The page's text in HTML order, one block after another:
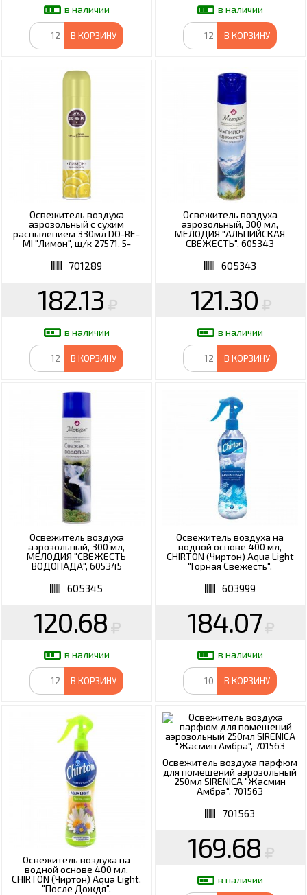
в наличии
В КОРЗИНУ
в наличии
В КОРЗИНУ
Освежитель воздуха
аэрозольный с сухим
распылением 330мл DO-RE-
MI "Лимон", ш/к 27571, 5-
701289
182.13
в наличии
В КОРЗИНУ
Освежитель воздуха
аэрозольный, 300 мл,
МЕЛОДИЯ "АЛЬПИЙСКАЯ
СВЕЖЕСТЬ", 605343
605343
121.30
в наличии
В КОРЗИНУ
Освежитель воздуха
аэрозольный, 300 мл,
МЕЛОДИЯ "СВЕЖЕСТЬ
ВОДОПАДА", 605345
605345
120.68
в наличии
В КОРЗИНУ
Освежитель воздуха на
водной основе 400 мл,
CHIRTON (Чиртон) Aqua Light
"Горная Свежесть",
603999
184.07
в наличии
В КОРЗИНУ
Освежитель воздуха на
водной основе 400 мл,
CHIRTON (Чиртон) Aqua Light,
"После Дождя",
Освежитель воздуха парфюм
для помещений аэрозольный
250мл SIRENICA "Жасмин
Амбра", 701563
701563
169.68
в наличии